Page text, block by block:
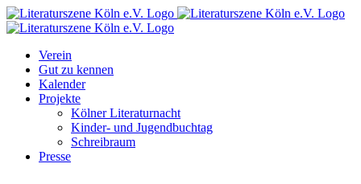
Zum
Inhalt
Facebook
Instagram
E-
Mail
Verein
Gut zu kennen
Kalender
Projekte
Kölner Literaturnacht
Kinder- und Jugendbuchtag
Schreibraum
Presse